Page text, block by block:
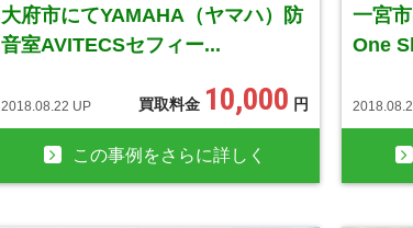
大府市にてYAMAHA（ヤマハ）防
音室AVITECSセフィー...
2018.08.22 UP 買取料金 10,000 円
この事例をさらに詳しく
一宮
One